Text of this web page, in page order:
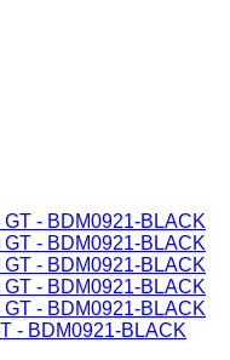
- BDM0921-BLACK